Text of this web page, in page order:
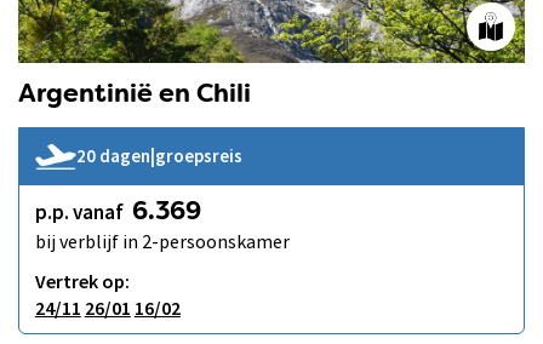
Argentinië en Chili
20 dagen groepsreis
p.p. vanaf 6.369
bij verblijf in 2-persoonskamer
Vertrek op:
24/11 26/01 16/02